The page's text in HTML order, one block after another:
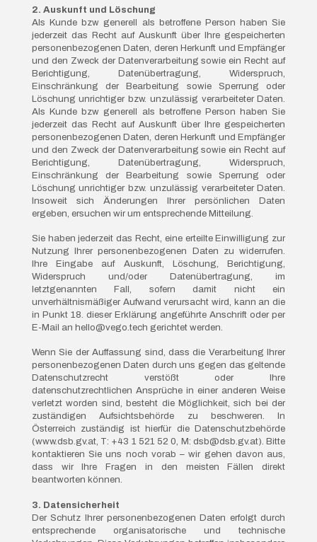
2. Auskunft und Löschung
Als Kunde bzw generell als betroffene Person haben Sie
jederzeit das Recht auf Auskunft über Ihre gespeicherten
personenbezogenen Daten, deren Herkunft und Empfänger
und den Zweck der Datenverarbeitung sowie ein Recht auf
Berichtigung, Datenübertragung, Widerspruch,
Einschränkung der Bearbeitung sowie Sperrung oder
Löschung unrichtiger bzw. unzulässig verarbeiteter Daten.
Als Kunde bzw generell als betroffene Person haben Sie
jederzeit das Recht auf Auskunft über Ihre gespeicherten
personenbezogenen Daten, deren Herkunft und Empfänger
und den Zweck der Datenverarbeitung sowie ein Recht auf
Berichtigung, Datenübertragung, Widerspruch,
Einschränkung der Bearbeitung sowie Sperrung oder
Löschung unrichtiger bzw. unzulässig verarbeiteter Daten.
Insoweit sich Änderungen Ihrer persönlichen Daten
ergeben, ersuchen wir um entsprechende Mitteilung.
Sie haben jederzeit das Recht, eine erteilte Einwilligung zur
Nutzung Ihrer personenbezogenen Daten zu widerrufen.
Ihre Eingabe auf Auskunft, Löschung, Berichtigung,
Widerspruch und/oder Datenübertragung, im
letztgenannten Fall, sofern damit nicht ein
unverhältnismäßiger Aufwand verursacht wird, kann an die
in Punkt 18. dieser Erklärung angeführte Anschrift oder per
E-Mail an hello@vego.tech gerichtet werden.
Wenn Sie der Auffassung sind, dass die Verarbeitung Ihrer
personenbezogenen Daten durch uns gegen das geltende
Datenschutzrecht verstößt oder Ihre
datenschutzrechtlichen Ansprüche in einer anderen Weise
verletzt worden sind, besteht die Möglichkeit, sich bei der
zuständigen Aufsichtsbehörde zu beschweren. In
Österreich zuständig ist hierfür die Datenschutzbehörde
(www.dsb.gv.at, T: +43 1 521 52 0, M: dsb@dsb.gv.at). Bitte
kontaktieren Sie uns noch vorab – wir gehen davon aus,
dass wir Ihre Fragen in den meisten Fällen direkt
beantworten können.
3. Datensicherheit
Der Schutz Ihrer personenbezogenen Daten erfolgt durch
entsprechende organisatorische und technische